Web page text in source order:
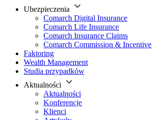
Ubezpieczenia
Comarch Digital Insurance
Comarch Life Insurance
Comarch Insurance Claims
Comarch Commission & Incentive
Faktoring
Wealth Management
Studia przypadków
Aktualności
Aktualności
Konferencje
Klienci